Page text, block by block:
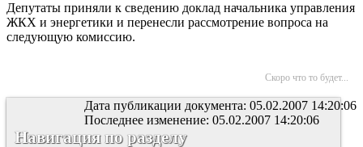
Депутаты приняли к сведению доклад начальника управления
ЖКХ и энергетики и перенесли рассмотрение вопроса на
следующую комиссию.
Скоро что то будет...
Дата публикации документа: 05.02.2007 14:20:06
Последнее изменение: 05.02.2007 14:20:06
Навигация по разделу